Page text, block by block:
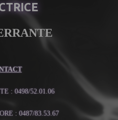
: 0498/52.01.06
: 0487/83.53.67